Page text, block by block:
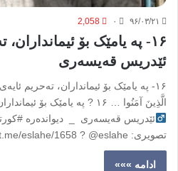
۹۶/۰۳/۲۱ ۰ 2,058
ئێدریس قەیسەری
الَّذِینَ آمَنُوا … ۱۶ ? پە یامێک بۆ ئیمانداران ?سورەی تەحریم ئایەی ۶ ??‍
ئێدریس قەیسەری _ دیواندەرە
تصویری: https://t.me/eslahe/1658 ? @eslahe
ادامه »»»